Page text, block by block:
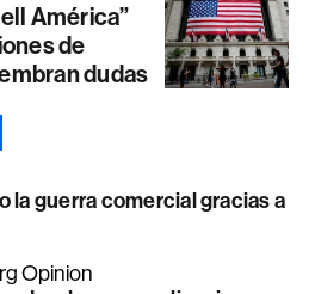
América”
de
dudas
la guerra comercial gracias a
Opinion